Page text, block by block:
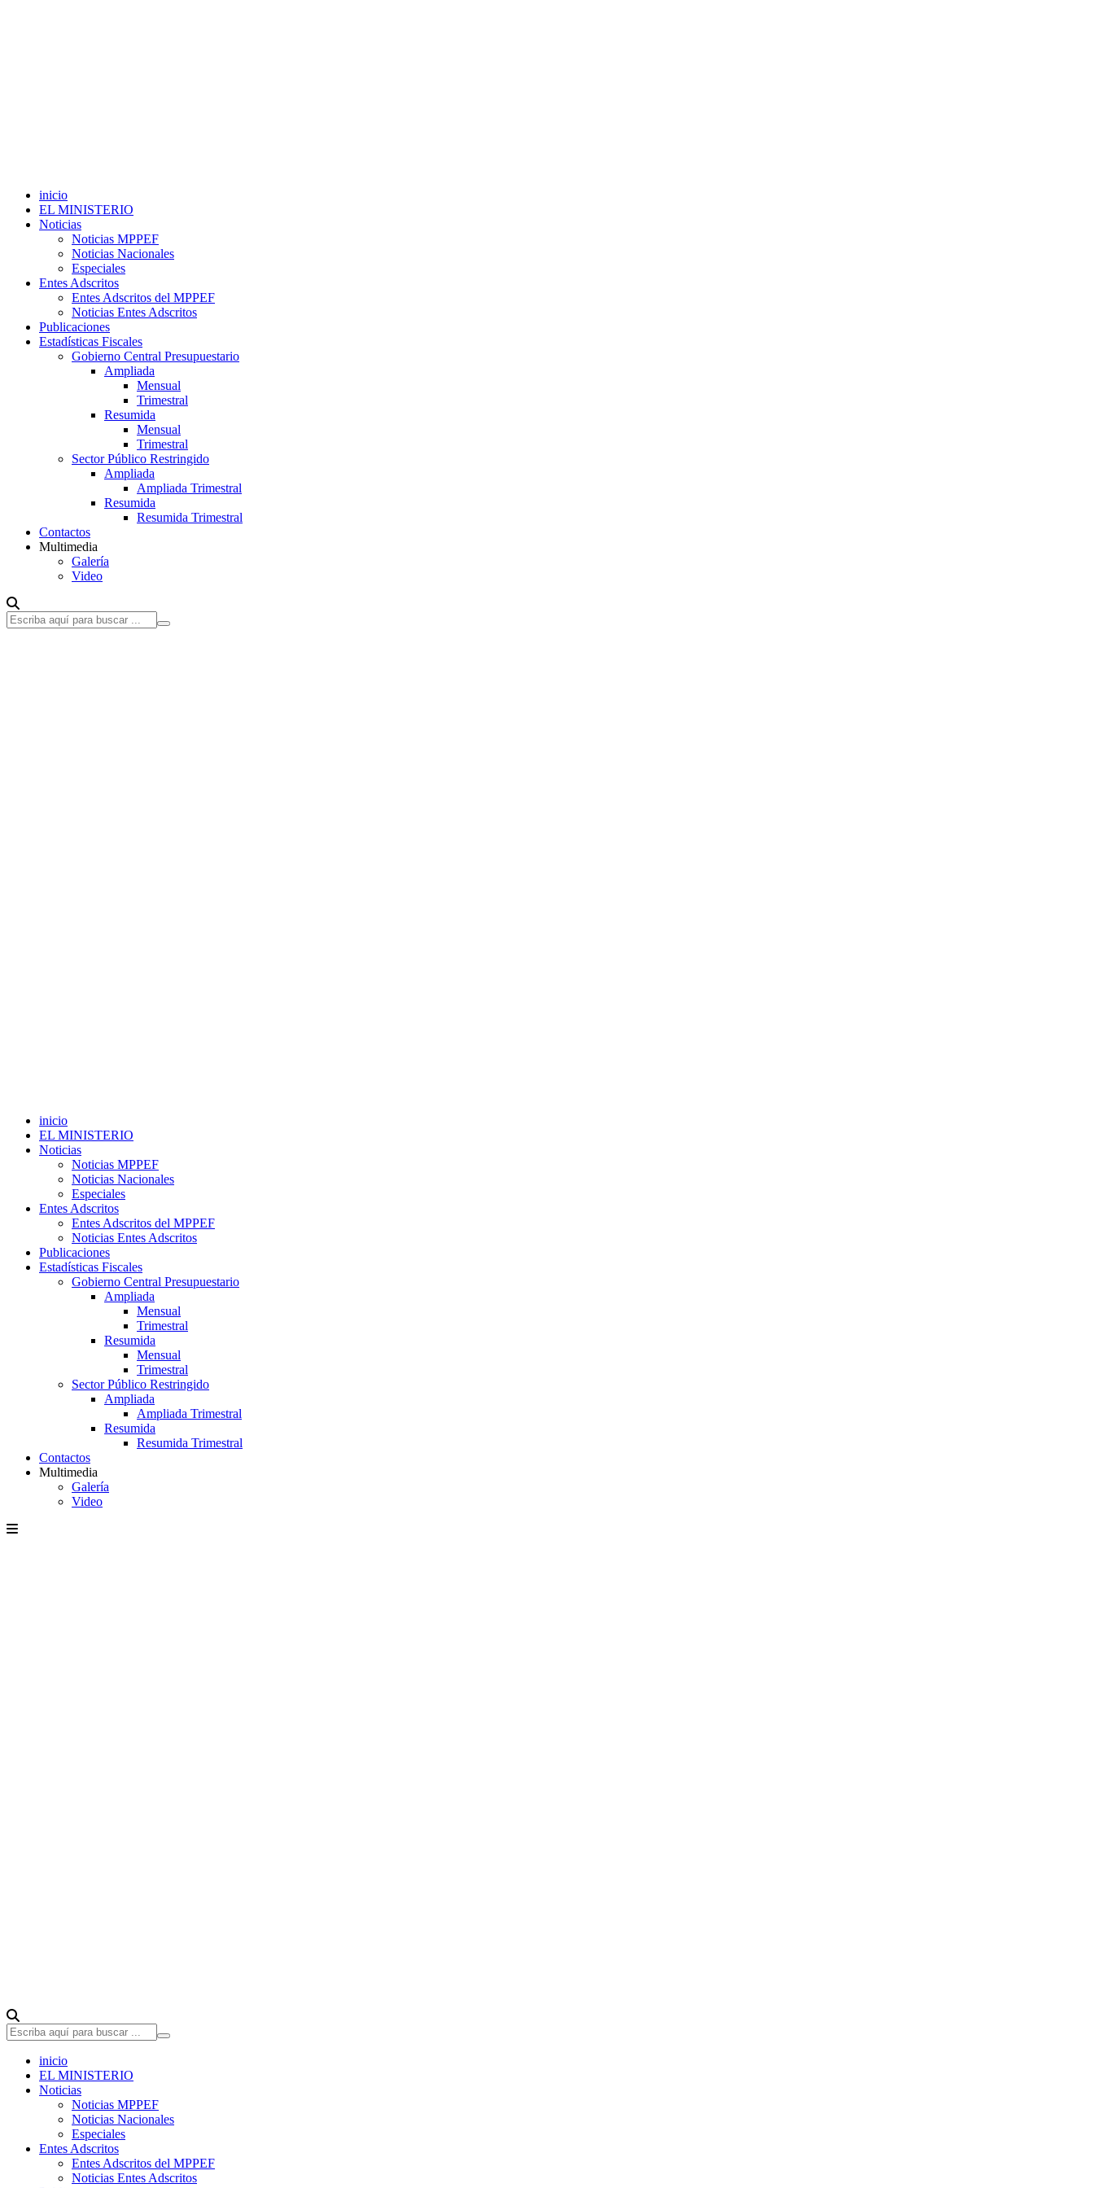
inicio
EL MINISTERIO
Noticias
Noticias MPPEF
Noticias Nacionales
Especiales
Entes Adscritos
Entes Adscritos del MPPEF
Noticias Entes Adscritos
Publicaciones
Estadísticas Fiscales
Gobierno Central Presupuestario
Ampliada
Mensual
Trimestral
Resumida
Mensual
Trimestral
Sector Público Restringido
Ampliada
Ampliada Trimestral
Resumida
Resumida Trimestral
Contactos
Multimedia
Galería
Video
inicio
EL MINISTERIO
Noticias
Noticias MPPEF
Noticias Nacionales
Especiales
Entes Adscritos
Entes Adscritos del MPPEF
Noticias Entes Adscritos
Publicaciones
Estadísticas Fiscales
Gobierno Central Presupuestario
Ampliada
Mensual
Trimestral
Resumida
Mensual
Trimestral
Sector Público Restringido
Ampliada
Ampliada Trimestral
Resumida
Resumida Trimestral
Contactos
Multimedia
Galería
Video
inicio
EL MINISTERIO
Noticias
Noticias MPPEF
Noticias Nacionales
Especiales
Entes Adscritos
Entes Adscritos del MPPEF
Noticias Entes Adscritos